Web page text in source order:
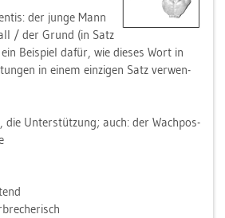
der junge Mann
/ der Grund (in Satz
Bei­spiel dafür, wie die­ses Wort in
in einem ein­zi­gen Satz ver­wen­
die Un­ter­stüt­zung; auch: der Wach­pos­